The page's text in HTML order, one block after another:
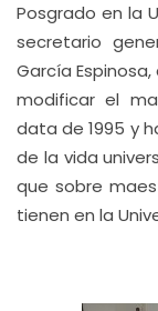
Posgrado en la
secretario
García
modificar el
data de 1995 y
de la vida
que sobre
tienen en la